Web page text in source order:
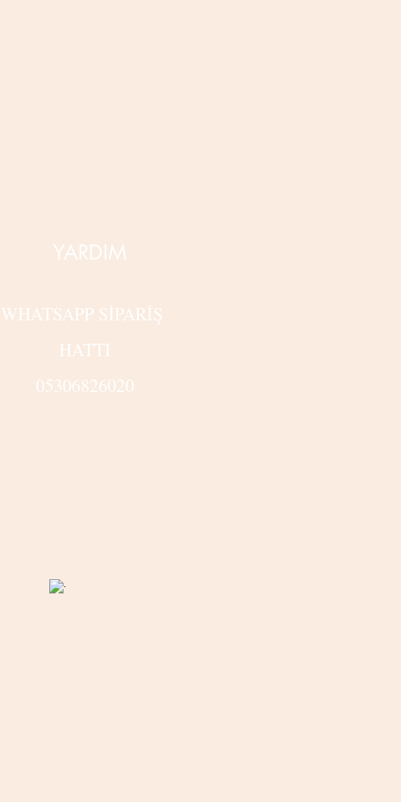
YARDIM
WHATSAPP SİPARİŞ
HATTI
05306826020